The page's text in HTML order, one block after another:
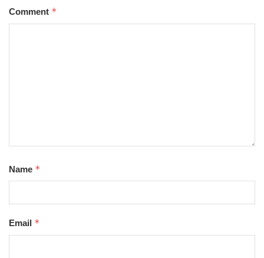
Comment *
Name *
Email *